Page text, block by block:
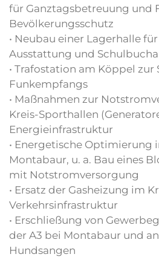
für Ganztagsbetreuung und
Bevölkerungsschutz
• Neubau einer Lagerhalle
Ausstattung und
• Trafostation am Köppel
Funkempfangs
• Maßnahmen zur
Kreis-Sporthallen
Energieinfrastruktur
• Energetische Optimierung
Montabaur, u. a. Bau eines
mit Notstromversorgung
• Ersatz der Gasheizung im
Verkehrsinfrastruktur
• Erschließung von
der A3 bei Montabaur und
Hundsangen